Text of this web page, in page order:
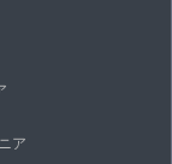
ア